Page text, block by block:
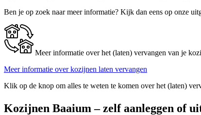
Ben je op zoek naar meer informatie? Kijk dan eens op onze
Meer informatie over het (laten) vervangen van je
Meer informatie over kozijnen laten vervangen
Klik op de knop om alles te weten te komen over het (laten)
Kozijnen Baaium – zelf aanleggen of